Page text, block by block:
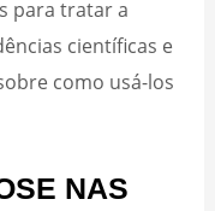
para tratar a
científicas e
como usá-los
NAS